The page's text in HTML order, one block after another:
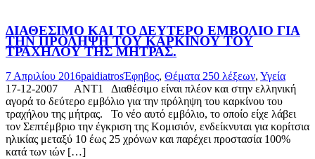
ΔΙΑΘΕΣΙΜΟ ΚΑΙ ΤΟ ΔΕΥΤΕΡΟ ΕΜΒΟΛΙΟ ΓΙΑ
ΤΗΝ ΠΡΟΛΗΨΗ ΤΟΥ ΚΑΡΚΙΝΟΥ ΤΟΥ
ΤΡΑΧΗΛΟΥ ΤΗΣ ΜΗΤΡΑΣ.
7 Απριλίου 2016paidiatrosΈφηβος, Θέματα 250 λέξεων, Υγεία
17-12-2007 ΑΝΤ1 Διαθέσιμο είναι πλέον και στην ελληνική
αγορά το δεύτερο εμβόλιο για την πρόληψη του καρκίνου του
τραχήλου της μήτρας. Το νέο αυτό εμβόλιο, το οποίο είχε λάβει
τον Σεπτέμβριο την έγκριση της Κομισιόν, ενδείκνυται για κορίτσια
ηλικίας μεταξύ 10 έως 25 χρόνων και παρέχει προστασία 100%
κατά των ιών […]